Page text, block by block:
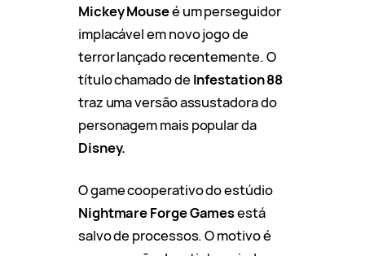
Mickey Mouseé um perseguidor
implacável em novo jogo de
terror lançado recentemente. O
título chamado deInfestation 88
traz uma versão assustadora do
personagem mais popular da
Disney.
O game cooperativo do estúdio
Nightmare Forge Gamesestá
salvo de processos. O motivo é